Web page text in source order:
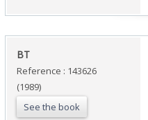
‎BT ‎
Reference : 143626
(1989)
See the book